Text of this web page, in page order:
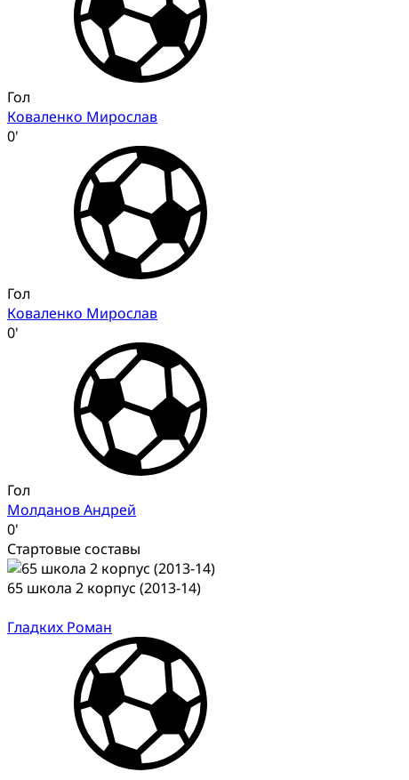
Гол
Коваленко Мирослав
0'
Гол
Коваленко Мирослав
0'
Гол
Молданов Андрей
0'
Стартовые составы
65 школа 2 корпус (2013-14)
Гладких Роман